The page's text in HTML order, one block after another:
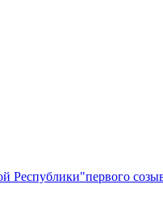
Республики"первого